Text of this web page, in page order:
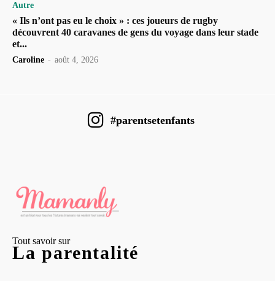
Autre
« Ils n’ont pas eu le choix » : ces joueurs de rugby
découvrent 40 caravanes de gens du voyage dans leur stade
et...
Caroline - août 4, 2026
#parentsetenfants
Tout savoir sur
La parentalité